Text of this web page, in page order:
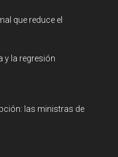
que reduce el
y la regresión
las ministras de